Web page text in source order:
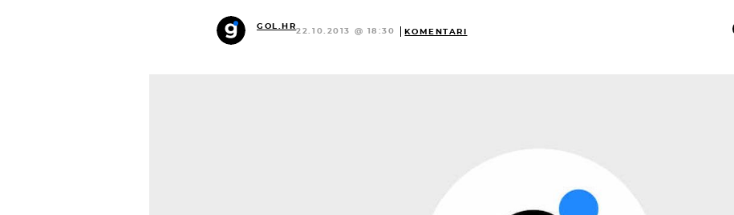
GOL.HR
22.10.2013 @ 18:30 KOMENTARI